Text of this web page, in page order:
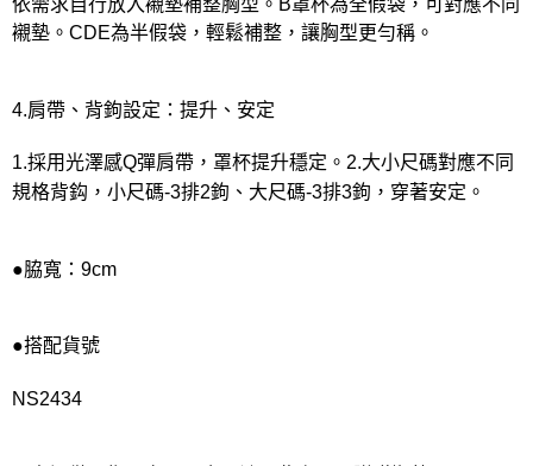
襯墊。CDE為半假袋，輕鬆補整，讓胸型更勻稱。
4.肩帶、背鉤設定：提升、安定
1.採用光澤感Q彈肩帶，罩杯提升穩定。2.大小尺碼對應不同
規格背鈎，小尺碼-3排2鉤、大尺碼-3排3鉤，穿著安定。
●脇寬：9cm
●搭配貨號
NS2434